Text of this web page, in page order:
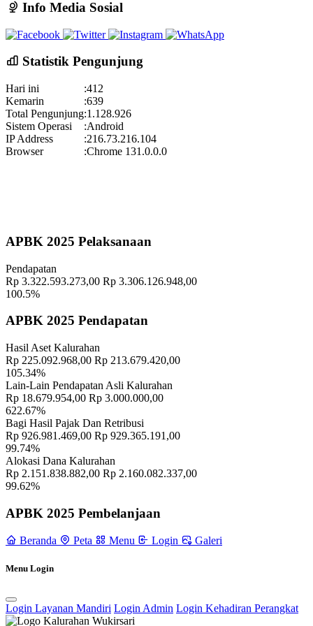
Tahun 2021 30 Desember 2021
Hasil Pertandingan Bulu Tangkis di Lomba Pekan Olahraga
Lokasi
Koordinator
Waktu
:
Koordinator
Gelar Budaya Wukirsari 2025
Waktu
Lokasi
:
Halaman Balai Kalurahan Wukirsari
Koordinator
:
lestarikan.... selengkapnya
Semoga penghuni rumah sehat...
Info Media Sosial
Statistik Pengunjung
Hari ini :412
Kemarin
:639
Total Pengunjung:1.128.926
Sistem Operasi
:Android
IP Address
:216.73.216.104
Browser
:Chrome 131.0.0.0
APBK 2025 Pelaksanaan
Pendapatan
Rp 3.322.593.273,00 Rp 3.306.126.948,00
100.5%
APBK 2025 Pendapatan
Hasil Aset Kalurahan
Rp 225.092.968,00 Rp 213.679.420,00
105.34%
Lain-Lain Pendapatan Asli Kalurahan
Rp 18.679.954,00 Rp 3.000.000,00
622.67%
Bagi Hasil Pajak Dan Retribusi
Rp 926.981.469,00 Rp 929.365.191,00
99.74%
Alokasi Dana Kalurahan
Rp 2.151.838.882,00 Rp 2.160.082.337,00
99.62%
APBK 2025 Pembelanjaan
Beranda Peta Menu Login Galeri
Menu Login
Login Layanan Mandiri Login Admin Login Kehadiran Perangkat